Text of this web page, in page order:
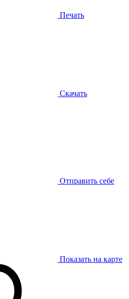
Печать
Скачать
Отправить себе
Показать на карте